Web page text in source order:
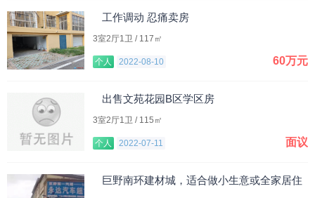
工作调动 忍痛卖房
3室2厅1卫 / 117㎡
个人 2022-08-10 60万元
出售文苑花园B区学区房
3室2厅1卫 / 115㎡
个人 2022-07-11 面议
巨野南环建材城，适合做小生意或全家居住